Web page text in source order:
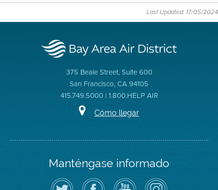
Last Updated: 17/05/2024
375 Beale Street, Suite 600
San Francisco, CA 94105
415.749.5000 | 1.800.HELP AIR
Cómo llegar
Manténgase informado
Siga
el
Visite
la
Canal
de
Air
District